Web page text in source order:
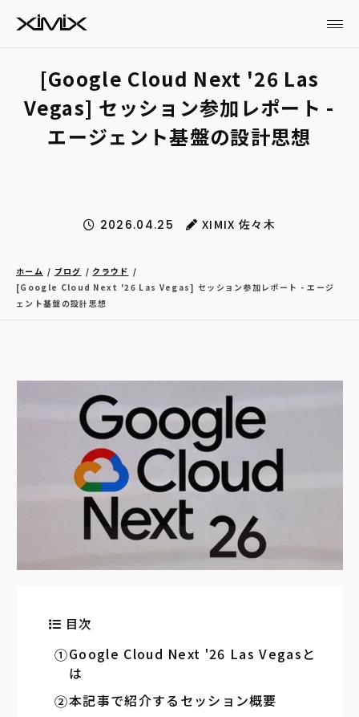
[Google Cloud Next '26 Las
Vegas] セッション参加レポート -
エージェント基盤の設計思想
2026.04.25 XIMIX 佐々木
ホーム ブログ
クラウド
[Google Cloud Next '26 Las Vegas] セッション参加レポート - エージ
ェント基盤の設計思想
目次
Google Cloud Next '26 Las Vegasと
は
本記事で紹介するセッション概要